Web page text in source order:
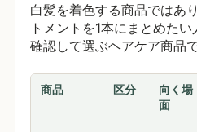
白髪を着色する商品ではあ
トメントを1本にまとめた
確認して選ぶヘアケア商品で
商品 区分
向く場
面